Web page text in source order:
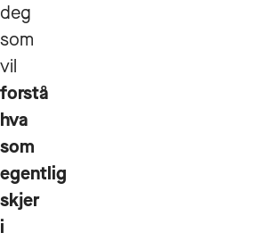
deg
som
vil
forstå
hva
som
egentlig
skjer
i